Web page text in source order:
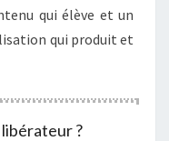
qui élève et un
qui produit et
libérateur ?